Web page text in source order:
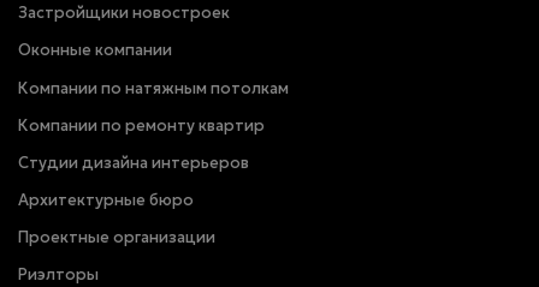
Застройщики новостроек
Оконные компании
Компании по натяжным потолкам
Компании по ремонту квартир
Студии дизайна интерьеров
Архитектурные бюро
Проектные организации
Риэлторы